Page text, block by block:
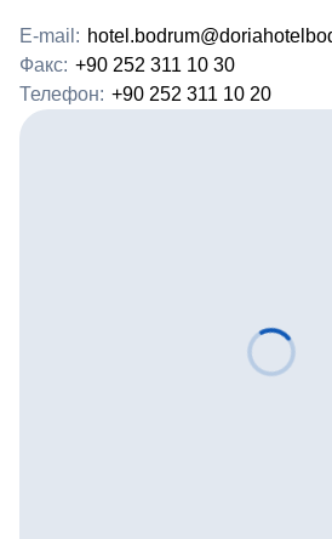
E-mail:
Факс: +90 252 311 10 30
Телефон: +90 252 311 10 20